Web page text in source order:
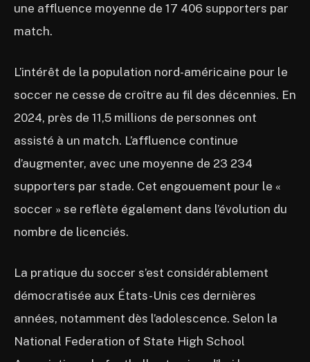
une affluence moyenne de 17 406 supporters par
match.
L’intérêt de la population nord-américaine pour le
soccer ne cesse de croître au fil des décennies. En
2024, près de 11,5 millions de personnes ont
assisté à un match. L’affluence continue
d’augmenter, avec une moyenne de 23 234
supporters par stade. Cet engouement pour le «
soccer » se reflète également dans l’évolution du
nombre de licenciés.
La pratique du soccer s’est considérablement
démocratisée aux États-Unis ces dernières
années, notamment dès l’adolescence. Selon la
National Federation of State High School